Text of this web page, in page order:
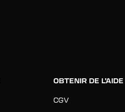
OBTENIR DE L’AIDE
CGV